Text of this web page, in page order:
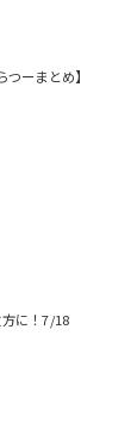
ーまとめ】
に！7/18